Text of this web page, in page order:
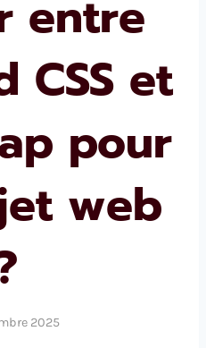
entre
CSS et
pour
web
2025